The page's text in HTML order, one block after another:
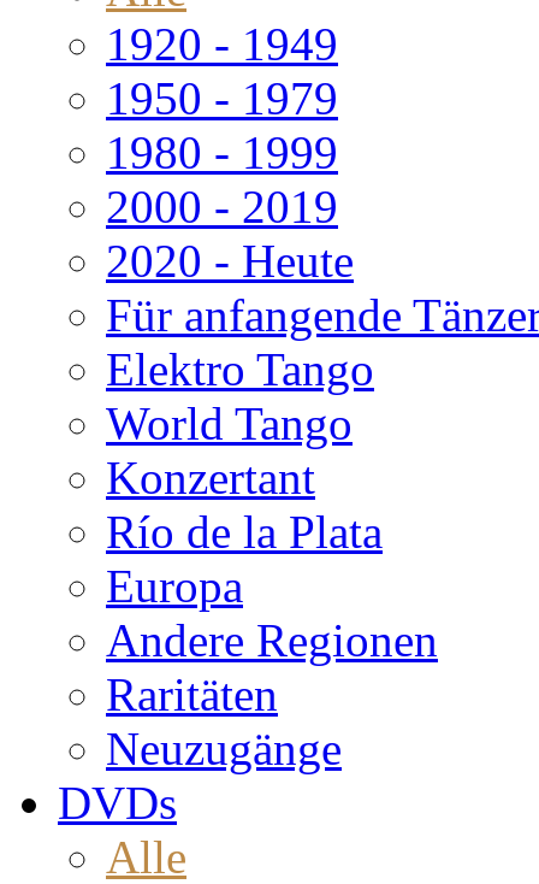
1920 - 1949
1950 - 1979
1980 - 1999
2000 - 2019
2020 - Heute
Für anfangende
Elektro Tango
World Tango
Konzertant
Río de la Plata
Europa
Andere Regionen
Raritäten
Neuzugänge
DVDs
Alle